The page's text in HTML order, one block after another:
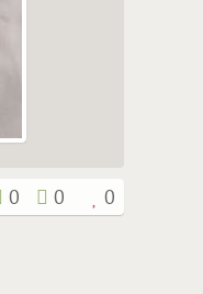
0 0 0